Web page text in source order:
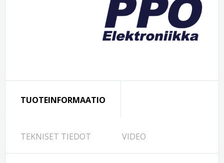
TUOTEINFORMAATIO
TEKNISET TIEDOT VIDEO